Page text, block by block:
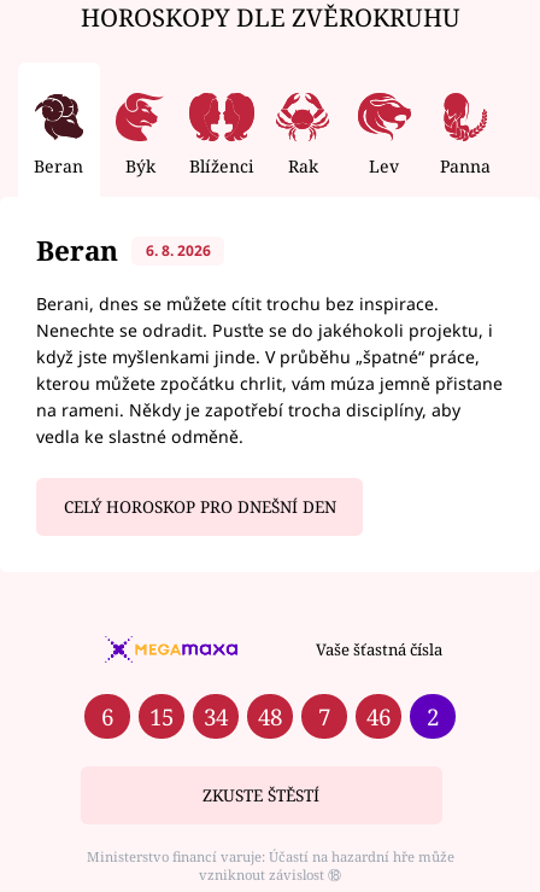
HOROSKOPY DLE ZVĚROKRUHU
Beran Býk Blíženci Rak Lev Panna
Beran 6. 8. 2026
Berani, dnes se můžete cítit trochu bez inspirace.
Nenechte se odradit. Pusťte se do jakéhokoli projektu, i
když jste myšlenkami jinde. V průběhu „špatné“ práce,
kterou můžete zpočátku chrlit, vám múza jemně přistane
na rameni. Někdy je zapotřebí trocha disciplíny, aby
vedla ke slastné odměně.
CELÝ HOROSKOP PRO DNEŠNÍ DEN
Vaše šťastná čísla
6 15 34 48 7 46 2
ZKUSTE ŠTĚSTÍ
Ministerstvo financí varuje: Účastí na hazardní hře může
vzniknout závislost ⑱